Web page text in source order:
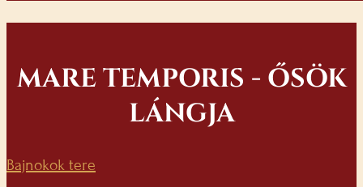
MARE TEMPORIS - ŐSÖK
LÁNGJA
Bajnokok tere